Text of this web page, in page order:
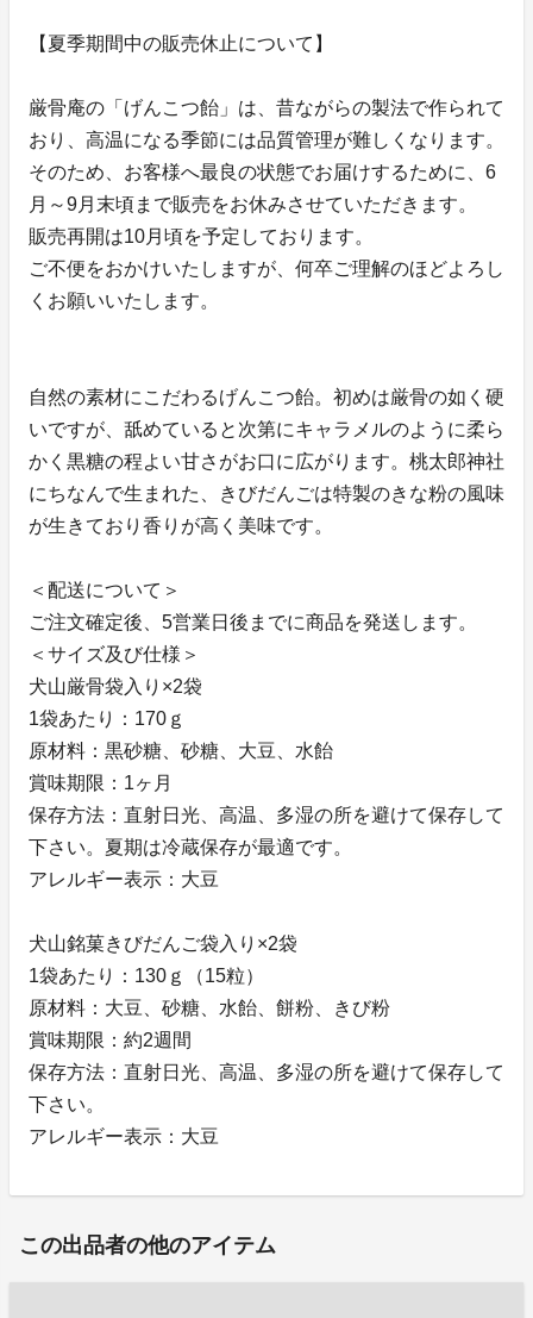
【夏季期間中の販売休止について】
厳骨庵の「げんこつ飴」は、昔ながらの製法で作られて
おり、高温になる季節には品質管理が難しくなります。
そのため、お客様へ最良の状態でお届けするために、6
月～9月末頃まで販売をお休みさせていただきます。
販売再開は10月頃を予定しております。
ご不便をおかけいたしますが、何卒ご理解のほどよろし
くお願いいたします。
自然の素材にこだわるげんこつ飴。初めは厳骨の如く硬
いですが、舐めていると次第にキャラメルのように柔ら
かく黒糖の程よい甘さがお口に広がります。桃太郎神社
にちなんで生まれた、きびだんごは特製のきな粉の風味
が生きており香りが高く美味です。
＜配送について＞
ご注文確定後、5営業日後までに商品を発送します。
＜サイズ及び仕様＞
犬山厳骨袋入り×2袋
1袋あたり：170ｇ
原材料：黒砂糖、砂糖、大豆、水飴
賞味期限：1ヶ月
保存方法：直射日光、高温、多湿の所を避けて保存して
下さい。夏期は冷蔵保存が最適です。
アレルギー表示：大豆
犬山銘菓きびだんご袋入り×2袋
1袋あたり：130ｇ（15粒）
原材料：大豆、砂糖、水飴、餅粉、きび粉
賞味期限：約2週間
保存方法：直射日光、高温、多湿の所を避けて保存して
下さい。
アレルギー表示：大豆
この出品者の他のアイテム